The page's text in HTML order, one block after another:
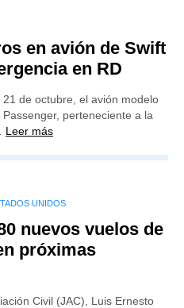
en avión de Swift
en RD
21 de octubre, el avión modelo
perteneciente a la
Leer más
UNIDOS
nuevos vuelos de
próximas
Civil (JAC), Luis Ernesto